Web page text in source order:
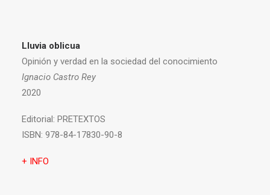
Lluvia oblicua
Opinión y verdad en la sociedad del conocimiento
Ignacio Castro Rey
2020
Editorial: PRETEXTOS
ISBN: 978-84-17830-90-8
+ INFO